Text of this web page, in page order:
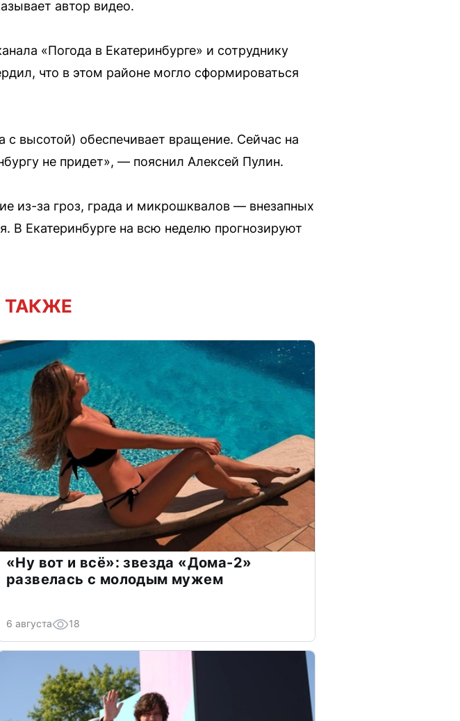
автор видео.
«Погода в Екатеринбурге» и сотруднику
что в этом районе могло сформироваться
с высотой) обеспечивает вращение. Сейчас на
не придет», — пояснил Алексей Пулин.
из-за гроз, града и микрошквалов — внезапных
В Екатеринбурге на всю неделю прогнозируют
ТАКЖЕ
«Ну вот и всё»: звезда «Дома-2»
развелась с молодым мужем
6 августа 18